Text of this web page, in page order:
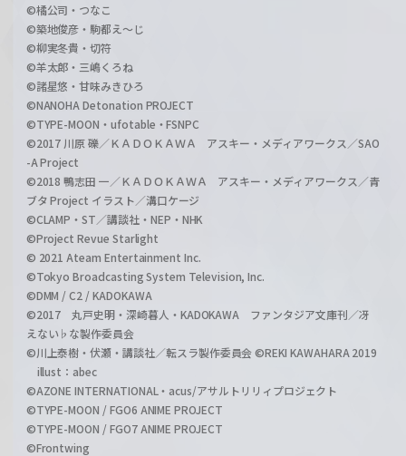
©橘公司・つなこ
©築地俊彦・駒都え～じ
©柳実冬貴・切符
©羊太郎・三嶋くろね
©諸星悠・甘味みきひろ
©NANOHA Detonation PROJECT
©TYPE-MOON・ufotable・FSNPC
©2017 川原 礫／ＫＡＤＯＫＡＷＡ アスキー・メディアワークス／SAO
-A Project
©2018 鴨志田 一／ＫＡＤＯＫＡＷＡ アスキー・メディアワークス／青
ブタ Project イラスト／溝口ケージ
©CLAMP・ST／講談社・NEP・NHK
©Project Revue Starlight
© 2021 Ateam Entertainment Inc.
©Tokyo Broadcasting System Television, Inc.
©DMM / C2 / KADOKAWA
©2017 丸戸史明・深崎暮人・KADOKAWA ファンタジア文庫刊／冴
えない♭な製作委員会
©川上泰樹・伏瀬・講談社／転スラ製作委員会 ©REKI KAWAHARA 2019
illust：abec
©AZONE INTERNATIONAL・acus/アサルトリリィプロジェクト
©TYPE-MOON / FGO6 ANIME PROJECT
©TYPE-MOON / FGO7 ANIME PROJECT
©Frontwing